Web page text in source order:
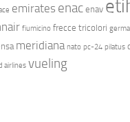
emirates enac enav
fiumicino frecce tricolori
meridiana nato pc-24 pilatus
airlines vueling